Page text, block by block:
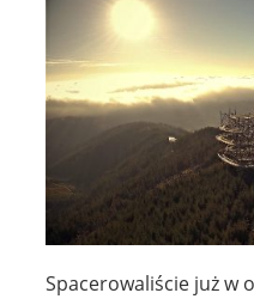
Spacerowaliście już w